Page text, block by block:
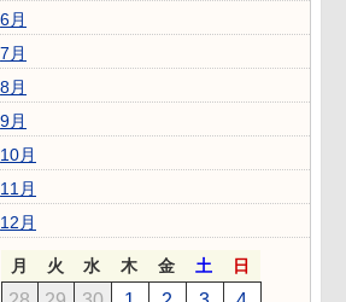
6月
7月
8月
9月
10月
11月
12月
月 火 水 木 金 土 日